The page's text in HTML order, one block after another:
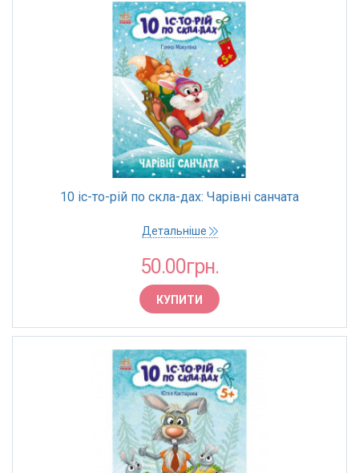
10 іс-то-рій по скла-дах: Чарівні санчата
Детальніше
50.00грн.
КУПИТИ